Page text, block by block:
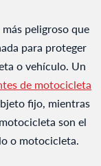
peligroso que
para proteger
o vehículo. Un
de motocicleta
fijo, mientras
son el
o motocicleta.